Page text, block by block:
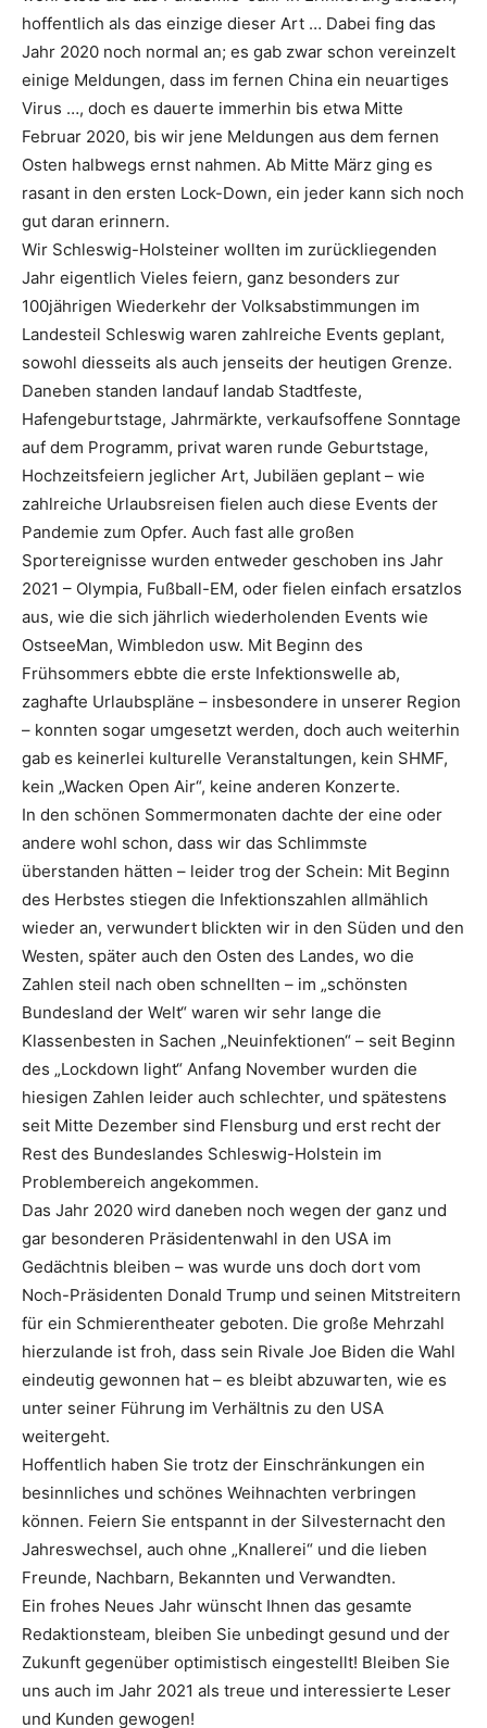
hoffentlich als das einzige dieser Art … Dabei fing das
Jahr 2020 noch normal an; es gab zwar schon vereinzelt
einige Meldungen, dass im fernen China ein neuartiges
Virus …, doch es dauerte immerhin bis etwa Mitte
Februar 2020, bis wir jene Meldungen aus dem fernen
Osten halbwegs ernst nahmen. Ab Mitte März ging es
rasant in den ersten Lock-Down, ein jeder kann sich noch
gut daran erinnern.
Wir Schleswig-Holsteiner wollten im zurückliegenden
Jahr eigentlich Vieles feiern, ganz besonders zur
100jährigen Wiederkehr der Volksabstimmungen im
Landesteil Schleswig waren zahlreiche Events geplant,
sowohl diesseits als auch jenseits der heutigen Grenze.
Daneben standen landauf landab Stadtfeste,
Hafengeburtstage, Jahrmärkte, verkaufsoffene Sonntage
auf dem Programm, privat waren runde Geburtstage,
Hochzeitsfeiern jeglicher Art, Jubiläen geplant – wie
zahlreiche Urlaubsreisen fielen auch diese Events der
Pandemie zum Opfer. Auch fast alle großen
Sportereignisse wurden entweder geschoben ins Jahr
2021 – Olympia, Fußball-EM, oder fielen einfach ersatzlos
aus, wie die sich jährlich wiederholenden Events wie
OstseeMan, Wimbledon usw. Mit Beginn des
Frühsommers ebbte die erste Infektionswelle ab,
zaghafte Urlaubspläne – insbesondere in unserer Region
– konnten sogar umgesetzt werden, doch auch weiterhin
gab es keinerlei kulturelle Veranstaltungen, kein SHMF,
kein „Wacken Open Air“, keine anderen Konzerte.
In den schönen Sommermonaten dachte der eine oder
andere wohl schon, dass wir das Schlimmste
überstanden hätten – leider trog der Schein: Mit Beginn
des Herbstes stiegen die Infektionszahlen allmählich
wieder an, verwundert blickten wir in den Süden und den
Westen, später auch den Osten des Landes, wo die
Zahlen steil nach oben schnellten – im „schönsten
Bundesland der Welt“ waren wir sehr lange die
Klassenbesten in Sachen „Neuinfektionen“ – seit Beginn
des „Lockdown light“ Anfang November wurden die
hiesigen Zahlen leider auch schlechter, und spätestens
seit Mitte Dezember sind Flensburg und erst recht der
Rest des Bundeslandes Schleswig-Holstein im
Problembereich angekommen.
Das Jahr 2020 wird daneben noch wegen der ganz und
gar besonderen Präsidentenwahl in den USA im
Gedächtnis bleiben – was wurde uns doch dort vom
Noch-Präsidenten Donald Trump und seinen Mitstreitern
für ein Schmierentheater geboten. Die große Mehrzahl
hierzulande ist froh, dass sein Rivale Joe Biden die Wahl
eindeutig gewonnen hat – es bleibt abzuwarten, wie es
unter seiner Führung im Verhältnis zu den USA
weitergeht.
Hoffentlich haben Sie trotz der Einschränkungen ein
besinnliches und schönes Weihnachten verbringen
können. Feiern Sie entspannt in der Silvesternacht den
Jahreswechsel, auch ohne „Knallerei“ und die lieben
Freunde, Nachbarn, Bekannten und Verwandten.
Ein frohes Neues Jahr wünscht Ihnen das gesamte
Redaktionsteam, bleiben Sie unbedingt gesund und der
Zukunft gegenüber optimistisch eingestellt! Bleiben Sie
uns auch im Jahr 2021 als treue und interessierte Leser
und Kunden gewogen!